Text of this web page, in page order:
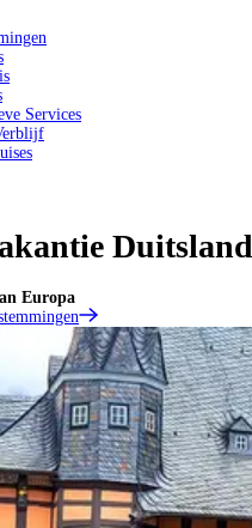
Services
Duitsland
Europa